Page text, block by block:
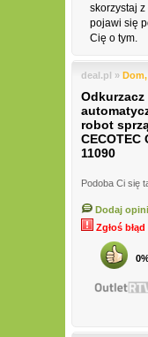
skorzystaj z
pojawi się
Cię o tym.
deal.pl »
Odkurzacz
robot
CECOTEC
11090
Podoba Ci się
Dodaj
Zgłoś błąd